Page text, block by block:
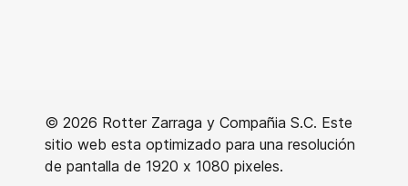
© 2026 Rotter Zarraga y Compañia S.C. Este
sitio web esta optimizado para una resolución
de pantalla de 1920 x 1080 pixeles.